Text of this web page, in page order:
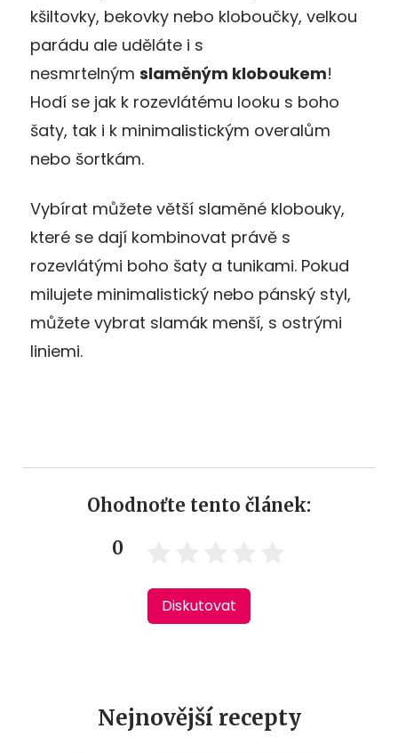
kšiltovky, bekovky nebo kloboučky, velkou
parádu ale uděláte i s
nesmrtelným slaměným kloboukem!
Hodí se jak k rozevlátému looku s boho
šaty, tak i k minimalistickým overalům
nebo šortkám.
Vybírat můžete větší slaměné klobouky,
které se dají kombinovat právě s
rozevlátými boho šaty a tunikami. Pokud
milujete minimalistický nebo pánský styl,
můžete vybrat slamák menší, s ostrými
liniemi.
Ohodnoťte tento článek:
0
Diskutovat
Nejnovější recepty